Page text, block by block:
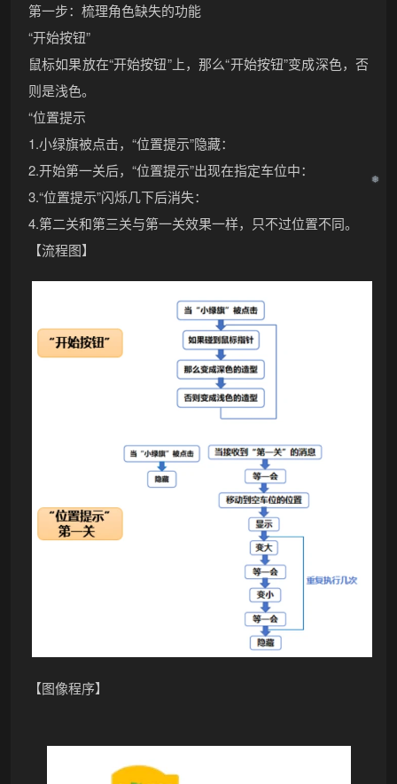
第一步：梳理角色缺失的功能
“开始按钮”
鼠标如果放在“开始按钮”上，那么“开始按钮”变成深色，否
则是浅色。
“位置提示
1.小绿旗被点击，“位置提示”隐藏：
2.开始第一关后，“位置提示”出现在指定车位中：
3.“位置提示”闪烁几下后消失：
4.第二关和第三关与第一关效果一样，只不过位置不同。
【流程图】
【图像程序】